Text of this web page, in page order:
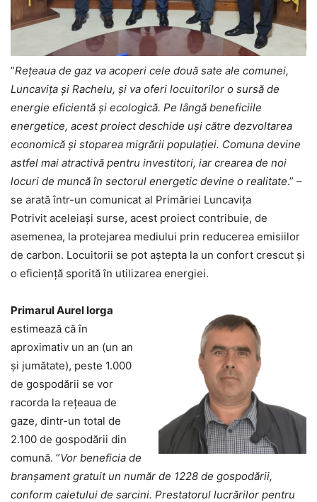
”Rețeaua de gaz va acoperi cele două sate ale comunei,
Luncavița și Rachelu, și va oferi locuitorilor o sursă de
energie eficientă și ecologică. Pe lângă beneficiile
energetice, acest proiect deschide uși către dezvoltarea
economică și stoparea migrării populației. Comuna devine
astfel mai atractivă pentru investitori, iar crearea de noi
locuri de muncă în sectorul energetic devine o realitate.” –
se arată într-un comunicat al Primăriei Luncavița
Potrivit aceleiași surse, acest proiect contribuie, de
asemenea, la protejarea mediului prin reducerea emisiilor
de carbon. Locuitorii se pot aștepta la un confort crescut și
o eficiență sporită în utilizarea energiei.
Primarul Aurel Iorga
estimează că în
aproximativ un an (un an
și jumătate), peste 1.000
de gospodării se vor
racorda la rețeaua de
gaze, dintr-un total de
2.100 de gospodării din
comună. ”Vor beneficia de
branșament gratuit un număr de 1228 de gospodării,
conform caietului de sarcini. Prestatorul lucrărilor pentru